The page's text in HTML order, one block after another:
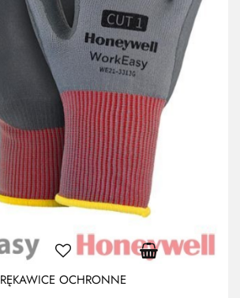
RĘKAWICE OCHRONNE